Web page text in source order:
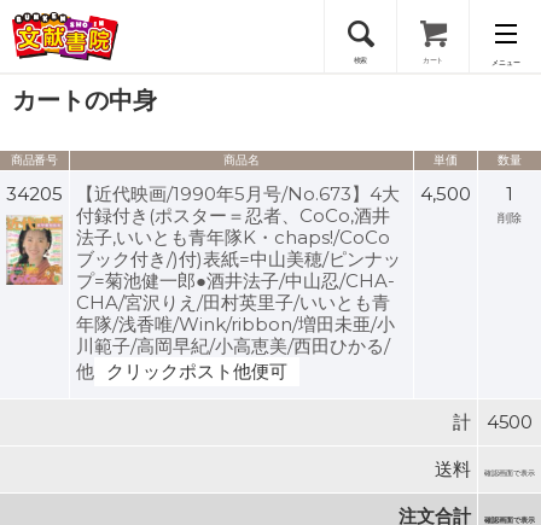
検索 カート メニュー
会員登録
ログイン
カートの中身
商品番号 商品名 単価 数量
34205
【近代映画/1990年5月号/No.673】4大
付録付き(ポスター＝忍者、CoCo,酒井
法子,いいとも青年隊K・chaps!/CoCo
ブック付き/)付)表紙=中山美穂/ピンナッ
プ=菊池健一郎●酒井法子/中山忍/CHA-
CHA/宮沢りえ/田村英里子/いいとも青
年隊/浅香唯/Wink/ribbon/増田未亜/小
川範子/高岡早紀/小高恵美/西田ひかる/
他
クリックポスト他便可
4,500 1
削除
計 4500
送料 確認画面で表示
注文合計 確認画面で表示